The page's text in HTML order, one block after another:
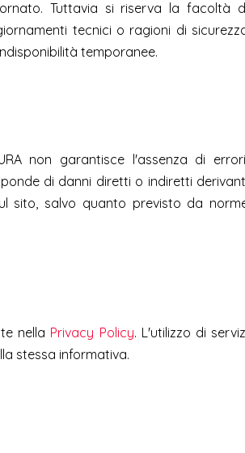
Tuttavia si riserva la facoltà
tecnici o ragioni di
temporanee.
non garantisce l'assenza di
di danni diretti o indiretti
sito, salvo quanto previsto da
nella Privacy Policy. L'utilizzo di
stessa informativa.